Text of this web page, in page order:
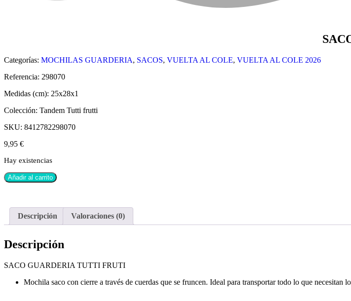
Categorías: MOCHILAS GUARDERIA, SACOS, VUELTA AL COLE, VUELTA AL COLE 2026
Referencia: 298070
Medidas (cm): 25x28x1
Colección: Tandem Tutti frutti
SKU: 8412782298070
9,95 €
Hay existencias
Añadir al carrito
Descripción Valoraciones (0)
Descripción
SACO GUARDERIA TUTTI FRUTI
Mochila saco con cierre a través de cuerdas que se fruncen. Ideal para transportar todo lo que necesitan